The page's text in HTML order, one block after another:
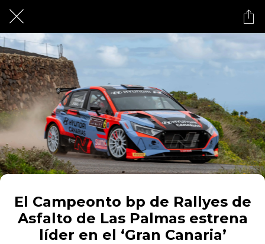
El Campeonto bp de Rallyes de
Asfalto de Las Palmas estrena
líder en el ‘Gran Canaria’